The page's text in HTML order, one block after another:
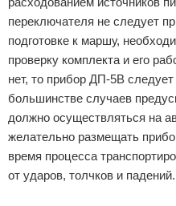
переключателя не следует
подготовке к маршу,
проверку комплекта и его
нет, то прибор ДП-5В
большинстве случаев
должно осуществляться на
желательно размещать
время процесса
от ударов, толчков и падений.